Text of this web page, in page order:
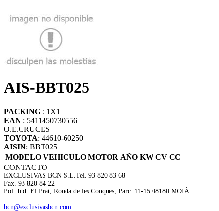
AIS-BBT025
PACKING : 1X1
EAN : 5411450730556
O.E.CRUCES
TOYOTA: 44610-60250
AISIN: BBT025
MODELO VEHICULO MOTOR AÑO KW CV CC
CONTACTO
EXCLUSIVAS BCN S.L. Tel. 93 820 83 68
Fax. 93 820 84 22
Pol. Ind. El Prat, Ronda de les Conques, Parc. 11-15 08180 MOIÀ
bcn@exclusivasbcn.com